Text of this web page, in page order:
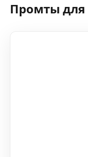
Промты для